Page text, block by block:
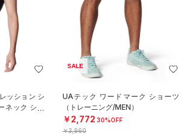
ッション シ
ネック シャ
SALE
UAテック ワードマーク ショーツ
（トレーニング/MEN）
￥2,772 30%OFF
￥3,960